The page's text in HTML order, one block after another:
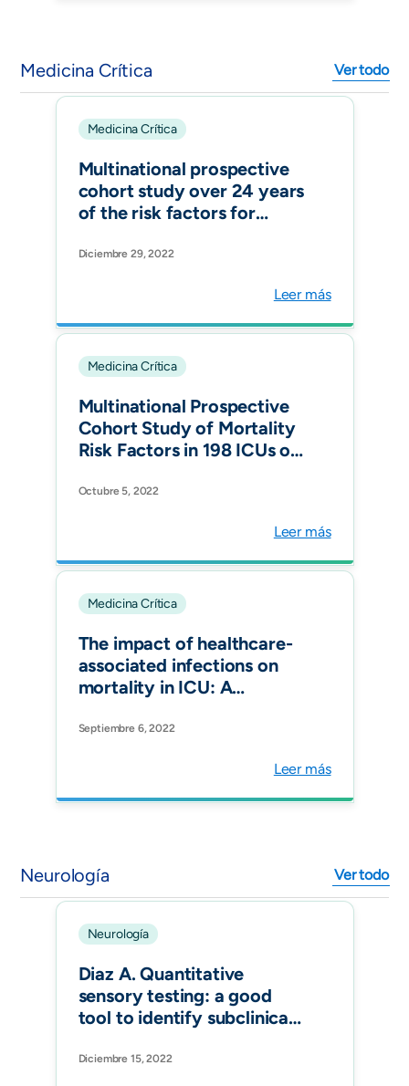
Medicina Crítica Ver todo
Medicina Crítica
Multinational prospective
cohort study over 24 years
of the risk factors for
pneumonia in 187 ICUs in 12
Diciembre 29, 2022
Leer más
Medicina Crítica
Multinational Prospective
Cohort Study of Mortality
Risk Factors in 198 ICUs of
Countries over 24 Years:
Associated Infections. J
Epidemiol Glob Health.
Octubre 5, 2022
Leer más
Medicina Crítica
The impact of healthcare-
associated infections on
mortality in ICU: A
Asia, Africa, Eastern
Infect Control.
Septiembre 6, 2022
Leer más
Neurología Ver todo
Neurología
Diaz A. Quantitative
sensory testing: a good
tool to identify subclinical
amyloidosis patients?
Diciembre 15, 2022